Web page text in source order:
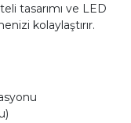
tasarımı ve LED
kolaylaştırır.